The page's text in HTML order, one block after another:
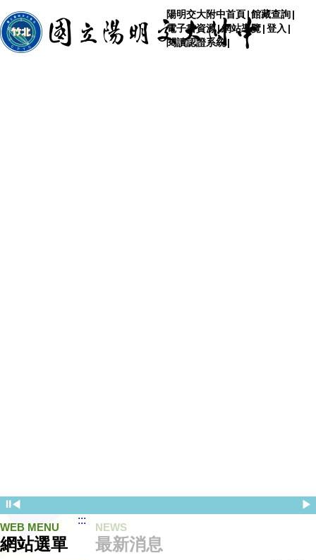
陽明交大附中首頁|館藏查詢|
電子書資源|網站導覽|登入 |
閱讀認證系統 |
⏸◀
▶
WEB MENU
網站選單
:::
最新消息
NEWS